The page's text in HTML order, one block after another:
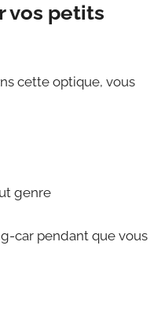
vos petits
cette optique, vous
genre
car pendant que vous